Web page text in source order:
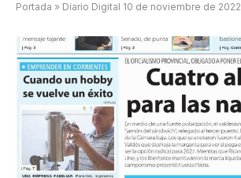
Portada » Diario Digital 10 de noviembre de 2022